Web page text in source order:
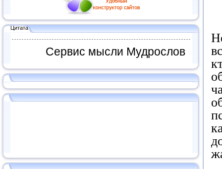
Цитата
Сервис мысли Мудрослов